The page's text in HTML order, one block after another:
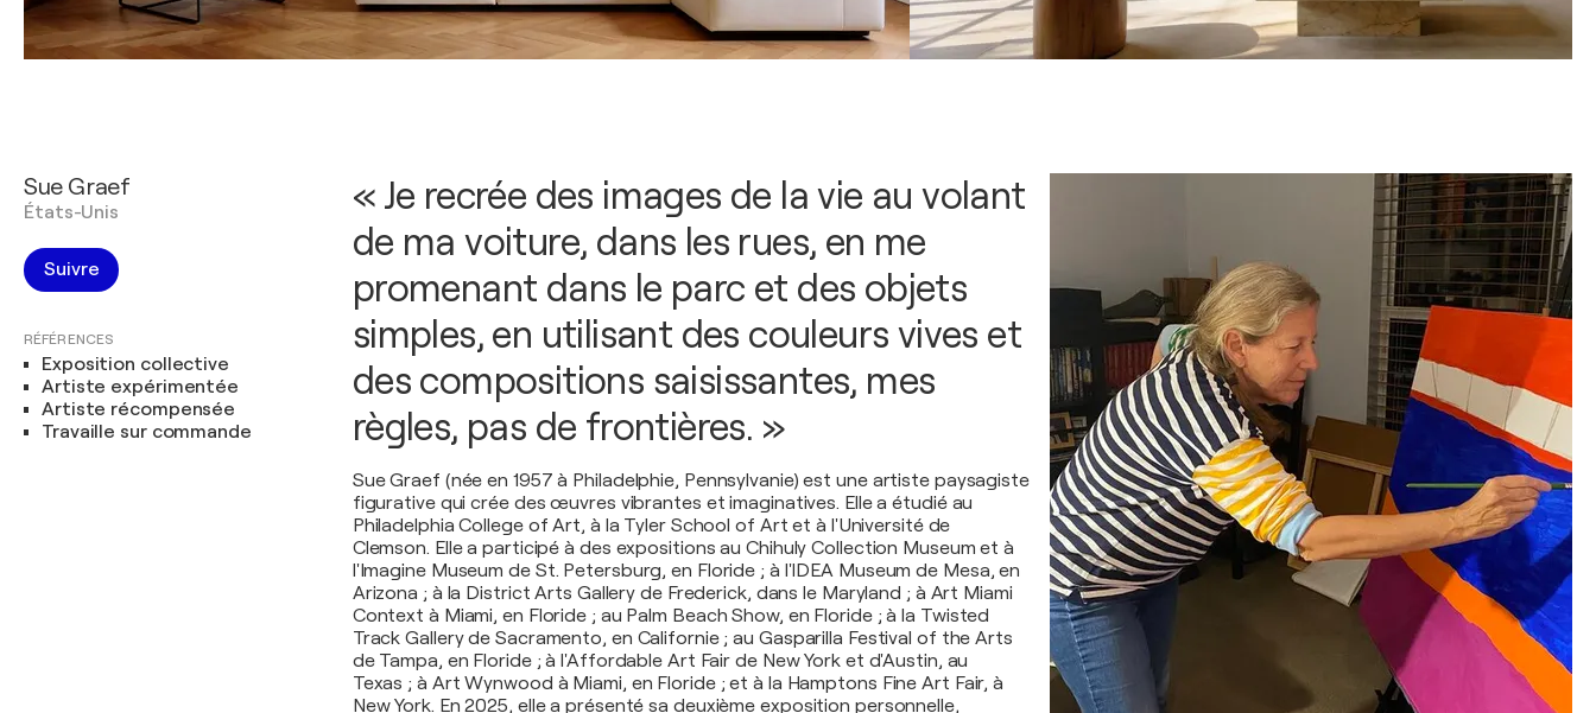
Sue Graef
États-Unis
Suivre
RÉFÉRENCES
Exposition collective
Artiste expérimentée
Artiste récompensée
Travaille sur commande
« Je recrée des images de la vie au volant
de ma voiture, dans les rues, en me
promenant dans le parc et des objets
simples, en utilisant des couleurs vives et
des compositions saisissantes, mes
règles, pas de frontières. »
Sue Graef (née en 1957 à Philadelphie, Pennsylvanie) est une artiste paysagiste
figurative qui crée des œuvres vibrantes et imaginatives. Elle a étudié au
Philadelphia College of Art, à la Tyler School of Art et à l'Université de
Clemson. Elle a participé à des expositions au Chihuly Collection Museum et à
l'Imagine Museum de St. Petersburg, en Floride ; à l'IDEA Museum de Mesa, en
Arizona ; à la District Arts Gallery de Frederick, dans le Maryland ; à Art Miami
Context à Miami, en Floride ; au Palm Beach Show, en Floride ; à la Twisted
Track Gallery de Sacramento, en Californie ; au Gasparilla Festival of the Arts
de Tampa, en Floride ; à l'Affordable Art Fair de New York et d'Austin, au
Texas ; à Art Wynwood à Miami, en Floride ; et à la Hamptons Fine Art Fair, à
New York. En 2025, elle a présenté sa deuxième exposition personnelle,